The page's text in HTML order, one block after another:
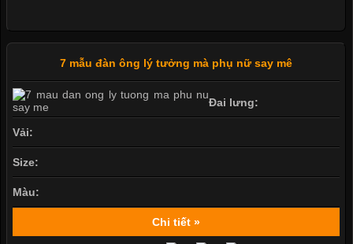
7 mẫu đàn ông lý tưởng mà phụ nữ say mê
Đai lưng:
Vải:
Size:
Màu:
Chi tiết »